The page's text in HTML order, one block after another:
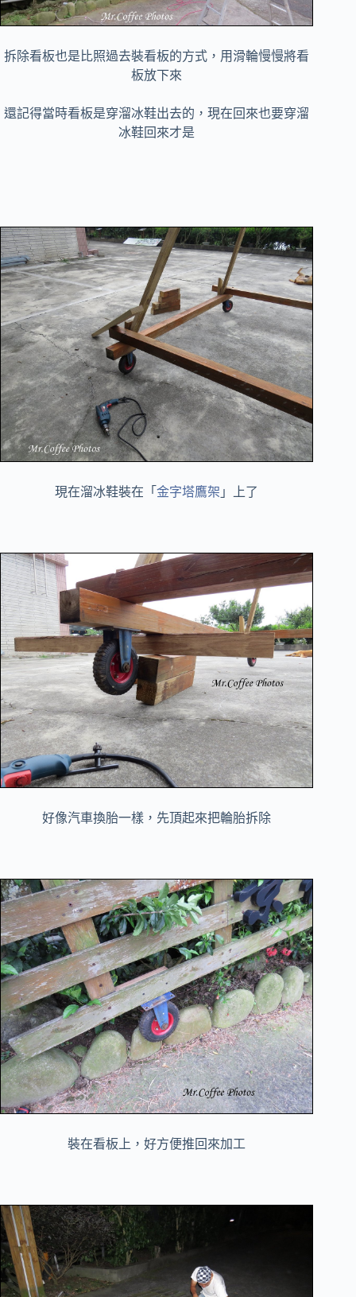
拆除看板也是比照過去裝看板的方式，用滑輪慢慢將看
板放下來
還記得當時看板是穿溜冰鞋出去的，現在回來也要穿溜
冰鞋回來才是
現在溜冰鞋裝在「金字塔鷹架 」上了
好像汽車換胎一樣，先頂起來把輪胎拆除
裝在看板上，好方便推回來加工